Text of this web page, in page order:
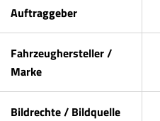
Auftraggeber
Fahrzeughersteller /
Marke
Bildrechte / Bildquelle